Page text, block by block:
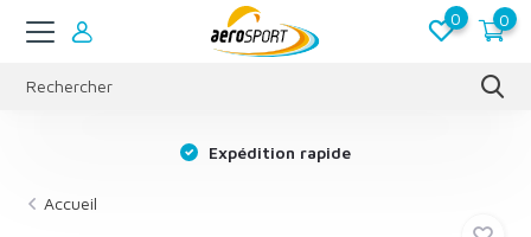
0 0
Expédition rapide
Accueil